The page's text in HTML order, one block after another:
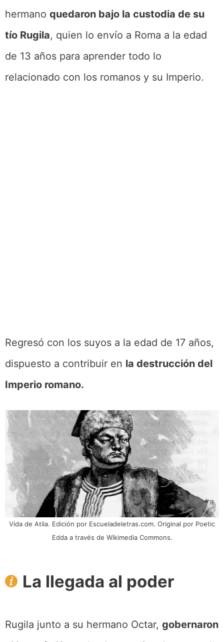
hermano quedaron bajo la custodia de su
tío Rugila, quien lo envío a Roma a la edad
de 13 años para aprender todo lo
relacionado con los romanos y su Imperio.
Regresó con los suyos a la edad de 17 años,
dispuesto a contribuir en la destrucción del
Imperio romano.
Vida de Atila. Edición por Escueladeletras.com. Original por Poetic
Edda a través de Wikimedia Commons.
La llegada al poder
Rugila junto a su hermano Octar, gobernaron